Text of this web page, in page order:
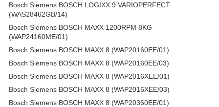
Bosch Siemens BOSCH LOGIXX 9 VARIOPERFECT
(WAS28462GB/14)
Bosch Siemens BOSCH MAXX 1200RPM 8KG
(WAP24160ME/01)
Bosch Siemens BOSCH MAXX 8 (WAP20160EE/01)
Bosch Siemens BOSCH MAXX 8 (WAP20160EE/03)
Bosch Siemens BOSCH MAXX 8 (WAP2016XEE/01)
Bosch Siemens BOSCH MAXX 8 (WAP2016XEE/03)
Bosch Siemens BOSCH MAXX 8 (WAP20360EE/01)